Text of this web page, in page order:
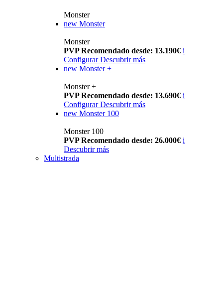
Monster
new Monster
Monster
PVP Recomendado desde: 13.190€ i
Configurar Descubrir más
new Monster +
Monster +
PVP Recomendado desde: 13.690€ i
Configurar Descubrir más
new Monster 100
Monster 100
PVP Recomendado desde: 26.000€ i
Descubrir más
Multistrada